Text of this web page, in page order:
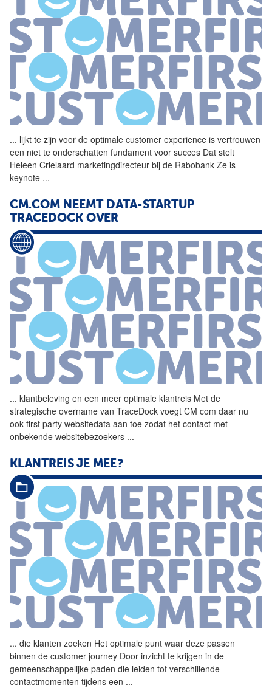
... lijkt te zijn voor de optimale customer experience is vertrouwen
een niet te onderschatten fundament voor succes Dat stelt
Heleen Crielaard marketingdirecteur bij de Rabobank Ze is
keynote ...
CM.COM NEEMT DATA-STARTUP
TRACEDOCK OVER
... klantbeleving en een meer optimale klantreis Met de
strategische overname van TraceDock voegt CM com daar nu
ook first party websitedata aan toe zodat het contact met
onbekende websitebezoekers ...
KLANTREISJE MEE?
... die klanten zoeken Het optimale punt waar deze passen
binnen de customer journey Door inzicht te krijgen in de
gemeenschappelijke paden die leiden tot verschillende
contactmomenten tijdens een ...